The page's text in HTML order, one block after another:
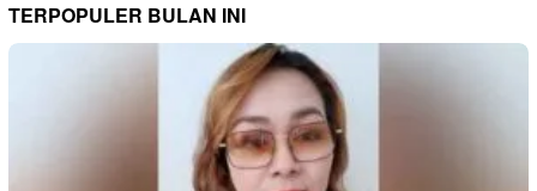
TERPOPULER BULAN INI